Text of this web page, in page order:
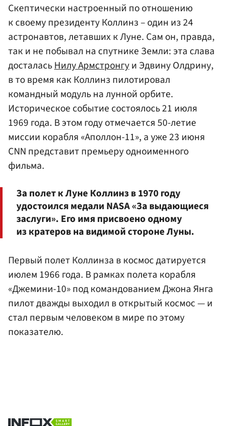
Скептически настроенный по отношению
к своему президенту Коллинз – один из 24
астронавтов, летавших к Луне. Сам он, правда,
так и не побывал на спутнике Земли: эта слава
досталасьНилу Армстронгуи Эдвину Олдрину,
в то время как Коллинз пилотировал
командный модуль на лунной орбите.
Историческое событие состоялось 21 июля
1969 года. В этом году отмечается 50-летие
миссии корабля «Аполлон-11», а уже 23 июня
CNN представит премьеру одноименного
фильма.
За полет к Луне Коллинз в 1970 году
удостоился медали NASA «За выдающиеся
заслуги». Его имя присвоено одному
из кратеров на видимой стороне Луны.
Первый полет Коллинза в космос датируется
июлем 1966 года. В рамках полета корабля
«Джемини-10» под командованием Джона Янга
пилот дважды выходил в открытый космос — и
стал первым человеком в мире по этому
показателю.